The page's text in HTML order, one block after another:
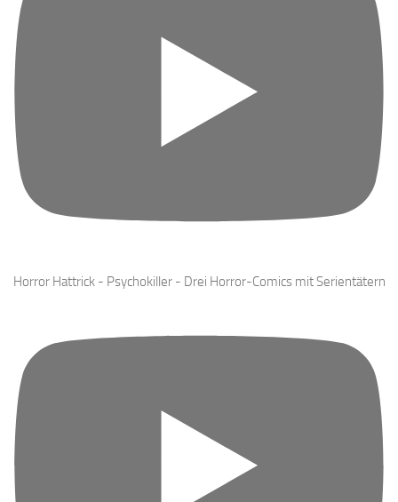
Horror Hattrick - Psychokiller - Drei Horror-Comics mit Serientätern